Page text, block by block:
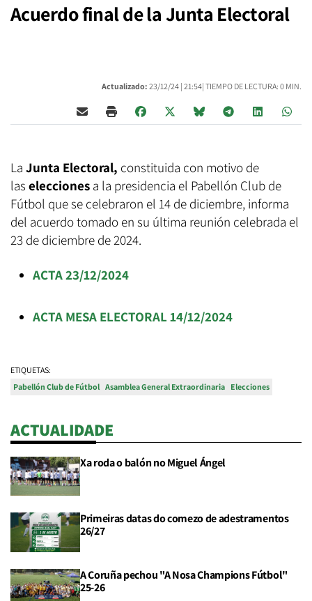
Acuerdo final de la Junta Electoral
Actualizado: 23/12/24 | 21:54| TIEMPO DE LECTURA: 0 MIN.
La Junta Electoral, constituida con motivo de
las elecciones a la presidencia el Pabellón Club de
Fútbol que se celebraron el 14 de diciembre, informa
del acuerdo tomado en su última reunión celebrada el
23 de diciembre de 2024.
ACTA 23/12/2024
ACTA MESA ELECTORAL 14/12/2024
ETIQUETAS:
Pabellón Club de Fútbol Asamblea General Extraordinaria Elecciones
ACTUALIDADE
Xa roda o balón no Miguel Ángel
Primeiras datas do comezo de adestramentos
26/27
A Coruña pechou "A Nosa Champions Fútbol"
25-26